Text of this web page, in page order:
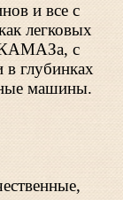
и все с
легковых
КАМАЗа, с
в глубинках
машины.